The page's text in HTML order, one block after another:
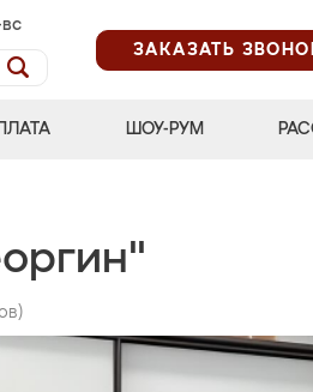
вс
ЗАКАЗАТЬ
ШОУ-РУМ